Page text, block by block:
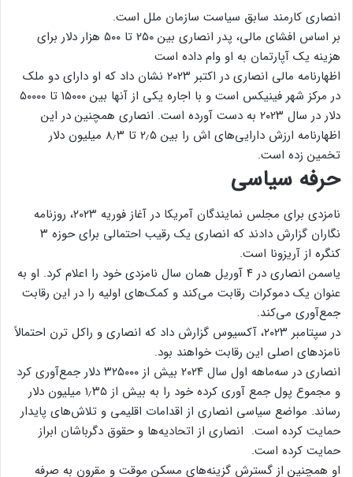
انصاری کارمند سابق سیاست سازمان ملل است.
بر اساس افشای مالی، پدر انصاری بین ۲۵۰ تا ۵۰۰ هزار دلار برای
هزینه یک آپارتمان به او وام داده است
اظهارنامه مالی انصاری در اکتبر ۲۰۲۳ نشان داد که او دارای دو ملک
در مرکز شهر فینیکس است و با اجاره یکی از آنها بین ۱۵۰۰۰ تا ۵۰۰۰۰
دلار در سال ۲۰۲۳ به دست آورده است. انصاری همچنین در این
اظهارنامه ارزش دارایی‌های اش را بین ۲٫۵ تا ۸٫۳ میلیون دلار
تخمین زده است.
حرفه سیاسی
نامزدی برای مجلس نمایندگان آمریکا در آغاز فوریه ۲۰۲۳، روزنامه
نگاران گزارش دادند که انصاری یک رقیب احتمالی برای حوزه ۳
کنگره از آریزونا است.
یاسمن انصاری در ۴ آوریل همان سال نامزدی خود را اعلام کرد. او به
عنوان یک دموکرات رقابت می‌کند و کمک‌های اولیه را در این رقابت
جمع‌آوری می‌کند.
در سپتامبر ۲۰۲۳، آکسیوس گزارش داد که انصاری و راکل ترن احتمالاً
نامزدهای اصلی این رقابت خواهند بود.
انصاری در سه‌ماهه اول سال ۲۰۲۴ بیش از ۳۲۵۰۰۰ دلار جمع‌آوری کرد
و مجموع پول جمع آوری کرده خود را به بیش از ۱٫۳۵ میلیون دلار
رساند. مواضع سیاسی انصاری از اقدامات اقلیمی و تلاش‌های پایدار
حمایت کرده است. انصاری از اتحادیه‌ها و حقوق دگرباشان ابراز
حمایت کرده است.
او همچنین از گسترش گزینه‌های مسکن موقت و مقرون به صرفه